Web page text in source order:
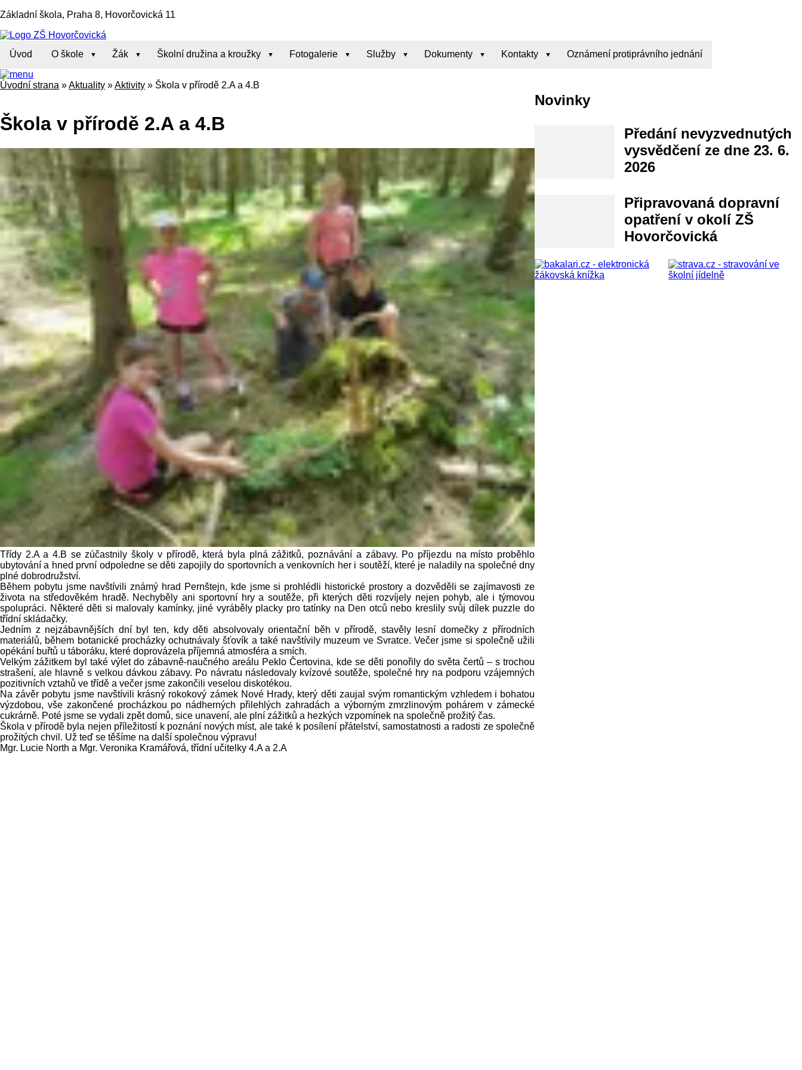
Základní škola, Praha 8, Hovorčovická 11
Úvod O škole Žák Školní družina a kroužky Fotogalerie Služby Dokumenty Kontakty Oznámení protiprávního jednání
Úvodní strana »Aktuality »Aktivity » Škola v přírodě 2.A a 4.B
Škola v přírodě 2.A a 4.B
Třídy 2.A a 4.B se zúčastnily školy v přírodě, která byla plná zážitků, poznávání a zábavy. Po příjezdu na místo proběhlo
ubytování a hned první odpoledne se děti zapojily do sportovních a venkovních her i soutěží, které je naladily na společné dny
plné dobrodružství.
Během pobytu jsme navštívili známý hrad Pernštejn, kde jsme si prohlédli historické prostory a dozvěděli se zajímavosti ze
života na středověkém hradě. Nechyběly ani sportovní hry a soutěže, při kterých děti rozvíjely nejen pohyb, ale i týmovou
spolupráci. Některé děti si malovaly kamínky, jiné vyráběly placky pro tatínky na Den otců nebo kreslily svůj dílek puzzle do
třídní skládačky.
Jedním z nejzábavnějších dní byl ten, kdy děti absolvovaly orientační běh v přírodě, stavěly lesní domečky z přírodních
materiálů, během botanické procházky ochutnávaly šťovík a také navštívily muzeum ve Svratce. Večer jsme si společně užili
opékání buřtů u táboráku, které doprovázela příjemná atmosféra a smích.
Velkým zážitkem byl také výlet do zábavně-naučného areálu Peklo Čertovina, kde se děti ponořily do světa čertů – s trochou
strašení, ale hlavně s velkou dávkou zábavy. Po návratu následovaly kvízové soutěže, společné hry na podporu vzájemných
pozitivních vztahů ve třídě a večer jsme zakončili veselou diskotékou.
Na závěr pobytu jsme navštívili krásný rokokový zámek Nové Hrady, který děti zaujal svým romantickým vzhledem i bohatou
výzdobou, vše zakončené procházkou po nádherných přilehlých zahradách a výborným zmrzlinovým pohárem v zámecké
cukrárně. Poté jsme se vydali zpět domů, sice unavení, ale plní zážitků a hezkých vzpomínek na společně prožitý čas.
Škola v přírodě byla nejen příležitostí k poznání nových míst, ale také k posílení přátelství, samostatnosti a radosti ze společně
prožitých chvil. Už teď se těšíme na další společnou výpravu!
Mgr. Lucie North a Mgr. Veronika Kramářová, třídní učitelky 4.A a 2.A
Novinky
Předání nevyzvednutých
vysvědčení ze dne 23. 6.
2026
Připravovaná dopravní
opatření v okolí ZŠ
Hovorčovická